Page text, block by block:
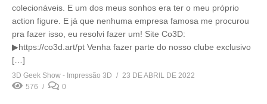
colecionáveis. E um dos meus sonhos era ter o meu próprio
action figure. E já que nenhuma empresa famosa me procurou
pra fazer isso, eu resolvi fazer um! Site Co3D:
▶https://co3d.art/pt Venha fazer parte do nosso clube exclusivo
[…]
3D Geek Show - Impressão 3D
23 DE ABRIL DE 2022
576
0